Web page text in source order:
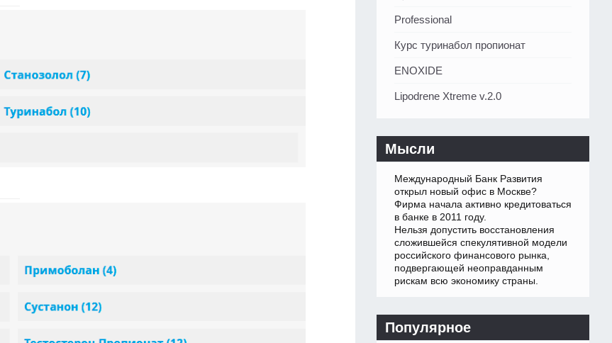
Professional
Курс туринабол пропионат
ENOXIDE
Lipodrene Xtreme v.2.0
Мысли
Международный Банк Развития
открыл новый офис в Москве?
Фирма начала активно кредитоваться
в банке в 2011 году.
Нельзя допустить восстановления
сложившейся спекулятивной модели
российского финансового рынка,
подвергающей неоправданным
рискам всю экономику страны.
Популярное